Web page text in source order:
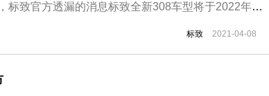
标致官方透漏的消息标致全新308车型将于2022年进
标致 2021-04-08